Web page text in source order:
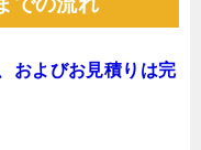
およびお見積りは完